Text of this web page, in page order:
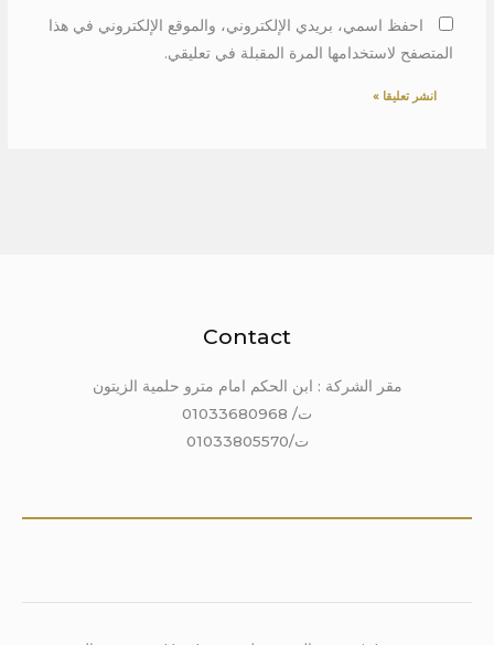
احفظ اسمي، بريدي الإلكتروني، والموقع الإلكتروني في هذا
المتصفح لاستخدامها المرة المقبلة في تعليقي.
Contact
مقر الشركة : ابن الحكم امام مترو حلمية الزيتون
ت/ 01033680968
ت/01033805570